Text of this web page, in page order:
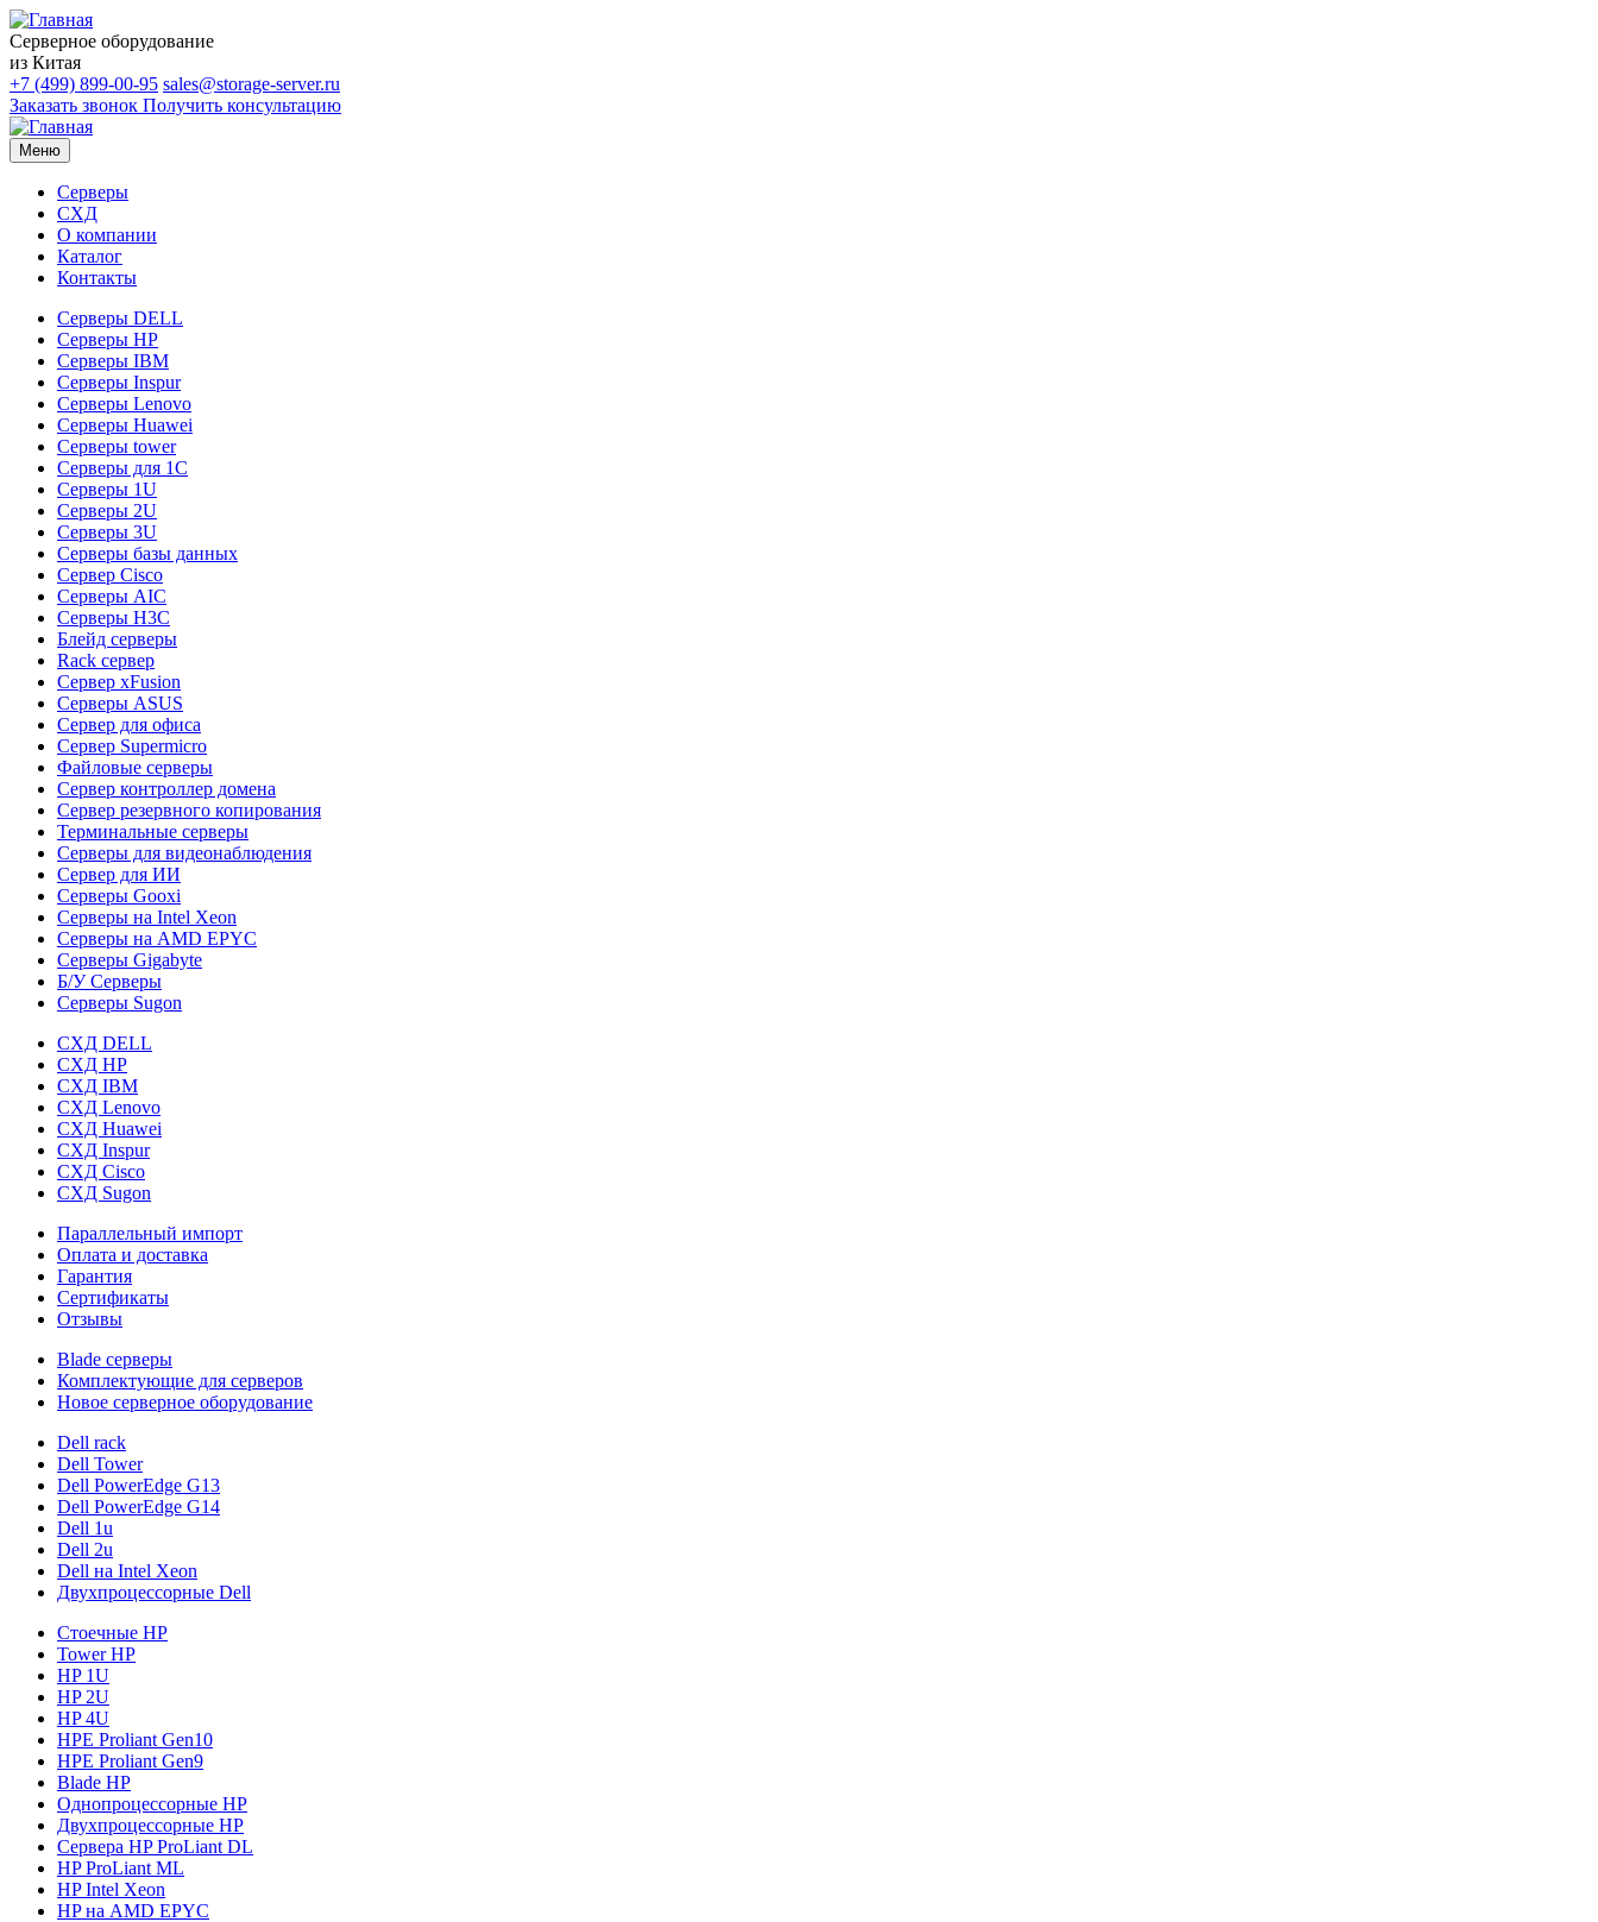
Серверное оборудование
из Китая
+7 (499) 899-00-95 sales@storage-server.ru
Заказать звонок Получить консультацию
Меню
Серверы
СХД
О компании
Каталог
Контакты
Серверы DELL
Серверы HP
Серверы IBM
Серверы Inspur
Серверы Lenovo
Серверы Huawei
Серверы tower
Серверы для 1C
Серверы 1U
Серверы 2U
Серверы 3U
Серверы базы данных
Сервер Cisco
Серверы AIC
Серверы H3C
Блейд серверы
Rack сервер
Сервер xFusion
Серверы ASUS
Сервер для офиса
Сервер Supermicro
Файловые серверы
Сервер контроллер домена
Сервер резервного копирования
Терминальные серверы
Серверы для видеонаблюдения
Сервер для ИИ
Серверы Gooxi
Серверы на Intel Xeon
Серверы на AMD EPYC
Серверы Gigabyte
Б/У Серверы
Серверы Sugon
СХД DELL
СХД HP
СХД IBM
СХД Lenovo
СХД Huawei
СХД Inspur
СХД Cisco
СХД Sugon
Параллельный импорт
Оплата и доставка
Гарантия
Сертификаты
Отзывы
Blade серверы
Комплектующие для серверов
Новое серверное оборудование
Dell rack
Dell Tower
Dell PowerEdge G13
Dell PowerEdge G14
Dell 1u
Dell 2u
Dell на Intel Xeon
Двухпроцессорные Dell
Стоечные HP
Tower HP
HP 1U
HP 2U
HP 4U
HPE Proliant Gen10
HPE Proliant Gen9
Blade HP
Однопроцессорные HP
Двухпроцессорные HP
Сервера HP ProLiant DL
HP ProLiant ML
HP Intel Xeon
HP на AMD EPYC